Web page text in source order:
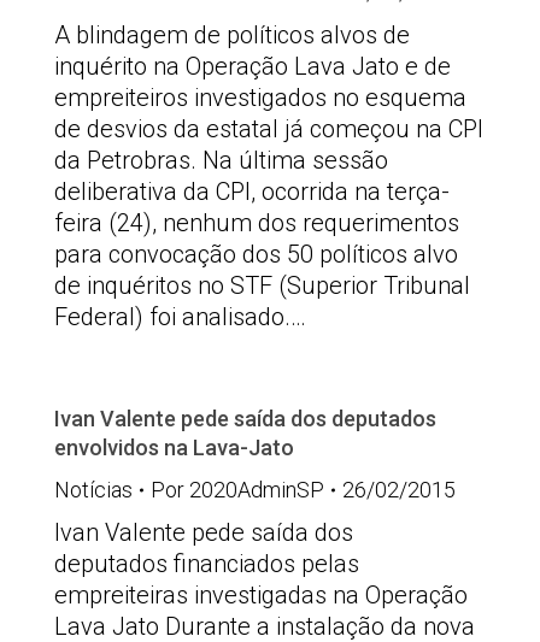
A blindagem de políticos alvos de
inquérito na Operação Lava Jato e de
empreiteiros investigados no esquema
de desvios da estatal já começou na CPI
da Petrobras. Na última sessão
deliberativa da CPI, ocorrida na terça-
feira (24), nenhum dos requerimentos
para convocação dos 50 políticos alvo
de inquéritos no STF (Superior Tribunal
Federal) foi analisado.…
Ivan Valente pede saída dos deputados
envolvidos na Lava-Jato
Notícias
Por 2020AdminSP 26/02/2015
Ivan Valente pede saída dos
deputados financiados pelas
empreiteiras investigadas na Operação
Lava Jato Durante a instalação da nova